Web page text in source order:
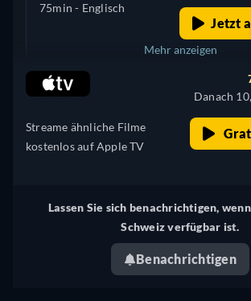
75min - Englisch
Jetzt
Kanada
Mehr anzeigen
Streame ähnliche Filme
kostenlos auf Apple TV
Danach
Lassen Sie sich benachrichtigen,
Schweiz verfügbar ist.
Benachrichtigen